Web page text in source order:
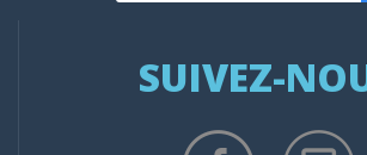
SUIVEZ-